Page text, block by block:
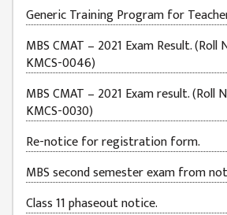
KMC
EVENT
CALENDAR
KMC
ACADEMIC
CALENDAR
CAREERS
COUNSELING
INTERNSHIP
Generic Training Program for
MBS CMAT – 2021 Exam Result. (Roll
KMCS-0046)
MBS CMAT – 2021 Exam result. (Roll
KMCS-0030)
Re-notice for registration form.
MBS second semester exam from
Class 11 phaseout notice.